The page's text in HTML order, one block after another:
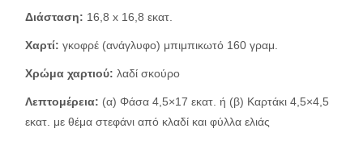
Διάσταση: 16,8 x 16,8 εκατ.
Χαρτί: γκοφρέ (ανάγλυφο) μπιμπικωτό 160 γραμ.
Χρώμα χαρτιού: λαδί σκούρο
Λεπτομέρεια: (α) Φάσα 4,5×17 εκατ. ή (β) Καρτάκι 4,5×4,5
εκατ. με θέμα στεφάνι από κλαδί και φύλλα ελιάς